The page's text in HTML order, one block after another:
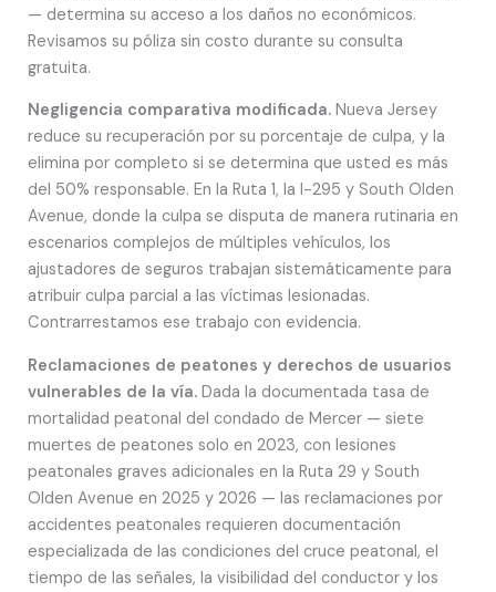
— determina su acceso a los daños no económicos.
Revisamos su póliza sin costo durante su consulta
gratuita.
Negligencia comparativa modificada. Nueva Jersey
reduce su recuperación por su porcentaje de culpa, y la
elimina por completo si se determina que usted es más
del 50% responsable. En la Ruta 1, la I-295 y South Olden
Avenue, donde la culpa se disputa de manera rutinaria en
escenarios complejos de múltiples vehículos, los
ajustadores de seguros trabajan sistemáticamente para
atribuir culpa parcial a las víctimas lesionadas.
Contrarrestamos ese trabajo con evidencia.
Reclamaciones de peatones y derechos de usuarios
vulnerables de la vía. Dada la documentada tasa de
mortalidad peatonal del condado de Mercer — siete
muertes de peatones solo en 2023, con lesiones
peatonales graves adicionales en la Ruta 29 y South
Olden Avenue en 2025 y 2026 — las reclamaciones por
accidentes peatonales requieren documentación
especializada de las condiciones del cruce peatonal, el
tiempo de las señales, la visibilidad del conductor y los